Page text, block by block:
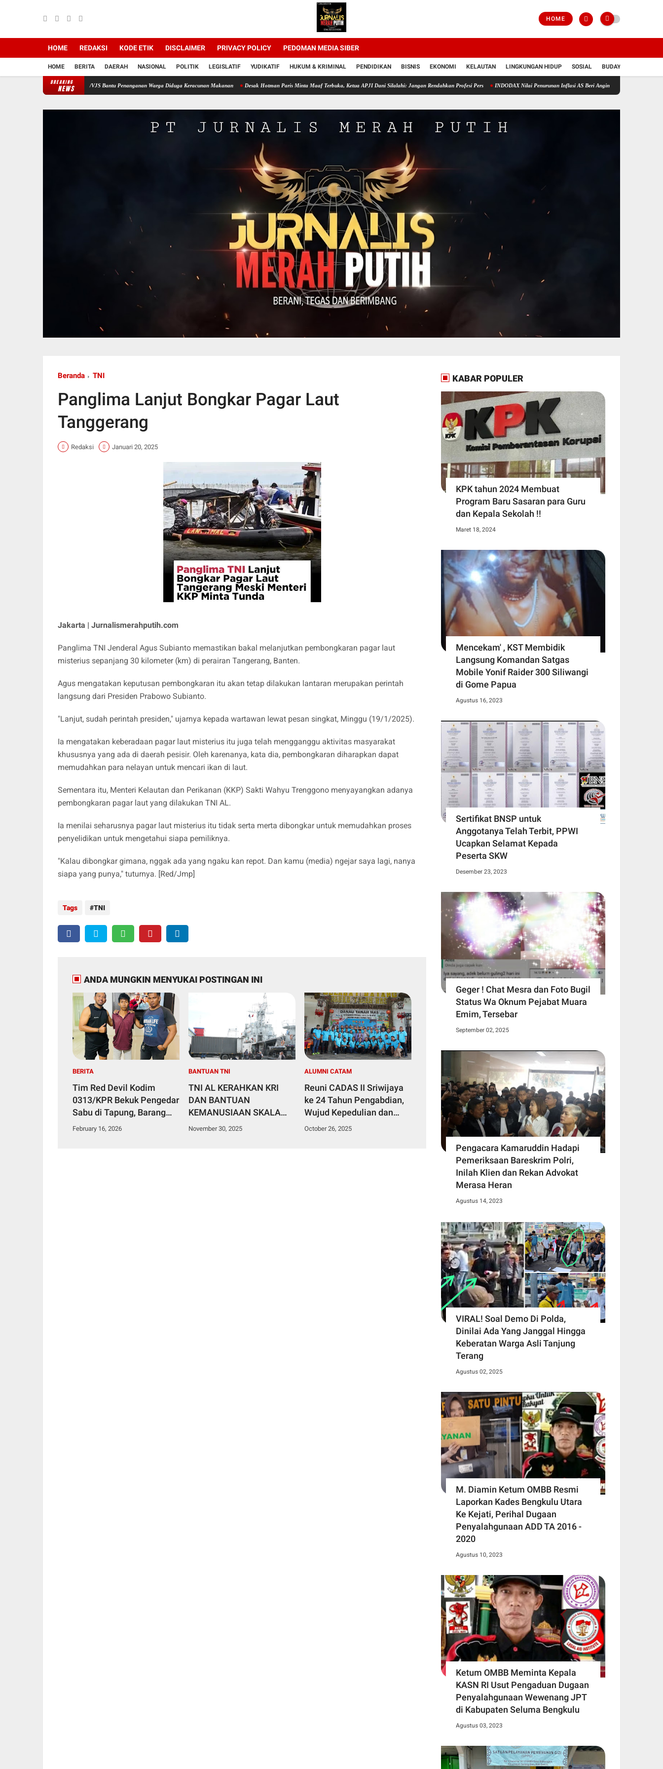
HOME
HOME REDAKSI KODE ETIK DISCLAIMER PRIVACY POLICY PEDOMAN MEDIA SIBER
HOME BERITA DAERAH NASIONAL POLITIK LEGISLATIF YUDIKATIF HUKUM & KRIMINAL PENDIDIKAN BISNIS EKONOMI KELAUTAN LINGKUNGAN HIDUP SOSIAL BUDAYA
BREAKING
NEWS
Darurat, Yonif 751/VJS Bantu Penanganan Warga Diduga Keracunan Makanan Desak Hotman Paris Minta Maaf Terbuka, Ketua APJI Dani Silalahi: Jangan Rendahkan Profesi Pers INDODAX Nilai Penurunan Inflasi AS Beri Angin Segar untuk Bitcoin dan Ethereum
Beranda TNI
Panglima Lanjut Bongkar Pagar Laut
Tanggerang
Redaksi Januari 20, 2025
Jakarta | Jurnalismerahputih.com
Panglima TNI Jenderal Agus Subianto memastikan bakal melanjutkan pembongkaran pagar laut
misterius sepanjang 30 kilometer (km) di perairan Tangerang, Banten.
Agus mengatakan keputusan pembongkaran itu akan tetap dilakukan lantaran merupakan perintah
langsung dari Presiden Prabowo Subianto.
"Lanjut, sudah perintah presiden," ujarnya kepada wartawan lewat pesan singkat, Minggu (19/1/2025).
Ia mengatakan keberadaan pagar laut misterius itu juga telah mengganggu aktivitas masyarakat
khususnya yang ada di daerah pesisir. Oleh karenanya, kata dia, pembongkaran diharapkan dapat
memudahkan para nelayan untuk mencari ikan di laut.
Sementara itu, Menteri Kelautan dan Perikanan (KKP) Sakti Wahyu Trenggono menyayangkan adanya
pembongkaran pagar laut yang dilakukan TNI AL.
Ia menilai seharusnya pagar laut misterius itu tidak serta merta dibongkar untuk memudahkan proses
penyelidikan untuk mengetahui siapa pemiliknya.
"Kalau dibongkar gimana, nggak ada yang ngaku kan repot. Dan kamu (media) ngejar saya lagi, nanya
siapa yang punya," tuturnya. [Red/Jmp]
Tags TNI
ANDA MUNGKIN MENYUKAI POSTINGAN INI
BERITA
Tim Red Devil Kodim
0313/KPR Bekuk Pengedar
Sabu di Tapung, Barang
Bukti 2,91 Gram
February 16, 2026
BANTUAN TNI
TNI AL KERAHKAN KRI
DAN BANTUAN
KEMANUSIAAN SKALA
BESAR KE ACEH,
November 30, 2025
ALUMNI CATAM
Reuni CADAS II Sriwijaya
ke 24 Tahun Pengabdian,
Wujud Kepedulian dan
Kebersamaan Prajurit
October 26, 2025
KABAR POPULER
KPK tahun 2024 Membuat
Program Baru Sasaran para Guru
dan Kepala Sekolah !!
Maret 18, 2024
Mencekam' , KST Membidik
Langsung Komandan Satgas
Mobile Yonif Raider 300 Siliwangi
di Gome Papua
Agustus 16, 2023
Sertifikat BNSP untuk
Anggotanya Telah Terbit, PPWI
Ucapkan Selamat Kepada
Peserta SKW
Desember 23, 2023
Geger ! Chat Mesra dan Foto Bugil
Status Wa Oknum Pejabat Muara
Emim, Tersebar
September 02, 2025
Pengacara Kamaruddin Hadapi
Pemeriksaan Bareskrim Polri,
Inilah Klien dan Rekan Advokat
Merasa Heran
Agustus 14, 2023
VIRAL! Soal Demo Di Polda,
Dinilai Ada Yang Janggal Hingga
Keberatan Warga Asli Tanjung
Terang
Agustus 02, 2025
M. Diamin Ketum OMBB Resmi
Laporkan Kades Bengkulu Utara
Ke Kejati, Perihal Dugaan
Penyalahgunaan ADD TA 2016 -
2020
Agustus 10, 2023
Ketum OMBB Meminta Kepala
KASN RI Usut Pengaduan Dugaan
Penyalahgunaan Wewenang JPT
di Kabupaten Seluma Bengkulu
Agustus 03, 2023